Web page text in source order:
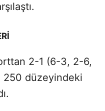
Sesi Aç
2-1 (6-3, 2-6,
250 düzeyindeki